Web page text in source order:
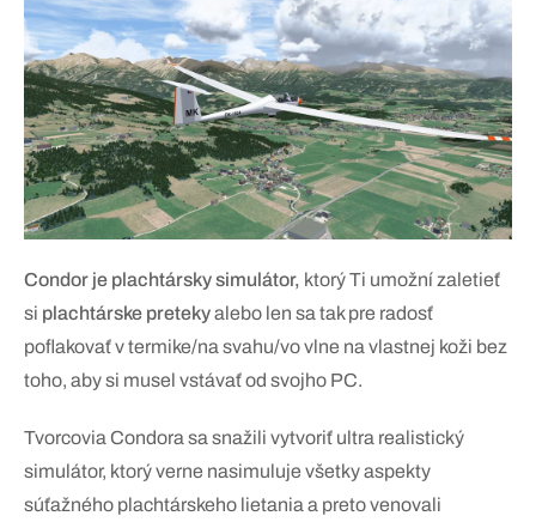
Condor je plachtársky simulátor, ktorý Ti umožní zaletieť
si plachtárske pretekyalebo len sa tak pre radosť
poflakovať v termike/na svahu/vo vlne na vlastnej koži bez
toho, aby si musel vstávať od svojho PC.
Tvorcovia Condora sa snažili vytvoriť ultra realistický
simulátor, ktorý verne nasimuluje všetky aspekty
súťažného plachtárskeho lietania a preto venovali